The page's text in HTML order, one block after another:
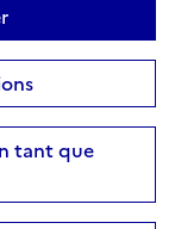
tant que